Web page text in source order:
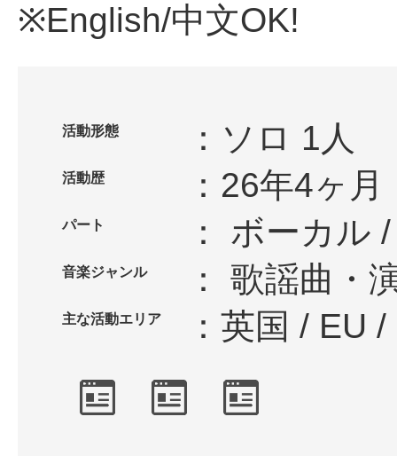
※English/中文OK!
活動形態 ソロ 1人
活動歴 26年4ヶ月
パート ボーカル
音楽ジャンル 歌謡曲・
主な活動エリア 英国 / EU